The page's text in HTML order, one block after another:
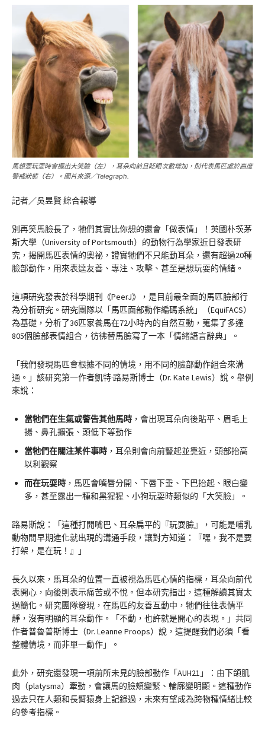
馬想要玩耍時會擺出大笑臉（左），耳朵向前且眨眼次數增加，則代表馬匹處於高度
警戒狀態（右）。圖片來源／Telegraph.
記者／吳昱賢 綜合報導
別再笑馬臉長了，牠們其實比你想的還會「做表情」！英國朴茨茅
斯大學（University of Portsmouth）的動物行為學家近日發表研
究，揭開馬匹表情的奧祕，證實牠們不只能動耳朵，還有超過20種
臉部動作，用來表達友善、專注、攻擊、甚至是想玩耍的情緒。
這項研究發表於科學期刊《PeerJ》，是目前最全面的馬匹臉部行
為分析研究。研究團隊以「馬匹面部動作編碼系統」（EquiFACS）
為基礎，分析了36匹家養馬在72小時內的自然互動，蒐集了多達
805個臉部表情組合，彷彿替馬臉寫了一本「情緒語言辭典」。
「我們發現馬匹會根據不同的情境，用不同的臉部動作組合來溝
通。」該研究第一作者凱特·路易斯博士（Dr. Kate Lewis）說。舉例
來說：
當牠們在生氣或警告其他馬時 ，會出現耳朵向後貼平、眉毛上
揚、鼻孔擴張、頭低下等動作
當牠們在關注某件事時 ，耳朵則會向前豎起並靠近，頭部抬高
以利觀察
而在玩耍時 ，馬匹會嘴唇分開、下唇下垂、下巴抬起、眼白變
多，甚至露出一種和黑猩猩、小狗玩耍時類似的「大笑臉」。
路易斯說：「這種打開嘴巴、耳朵扁平的『玩耍臉』，可能是哺乳
動物間早期進化就出現的溝通手段，讓對方知道：『嘿，我不是要
打架，是在玩！』」
長久以來，馬耳朵的位置一直被視為馬匹心情的指標，耳朵向前代
表開心，向後則表示痛苦或不悅。但本研究指出，這種解讀其實太
過簡化。研究團隊發現，在馬匹的友善互動中，牠們往往表情平
靜，沒有明顯的耳朵動作。「不動，也許就是開心的表現。」共同
作者普魯普斯博士（Dr. Leanne Proops）說，這提醒我們必須「看
整體情境，而非單一動作」。
此外，研究還發現一項前所未見的臉部動作「AUH21」：由下頜肌
肉（platysma）牽動，會讓馬的臉頰變緊、輪廓變明顯。這種動作
過去只在人類和長臂猿身上記錄過，未來有望成為跨物種情緒比較
的參考指標。